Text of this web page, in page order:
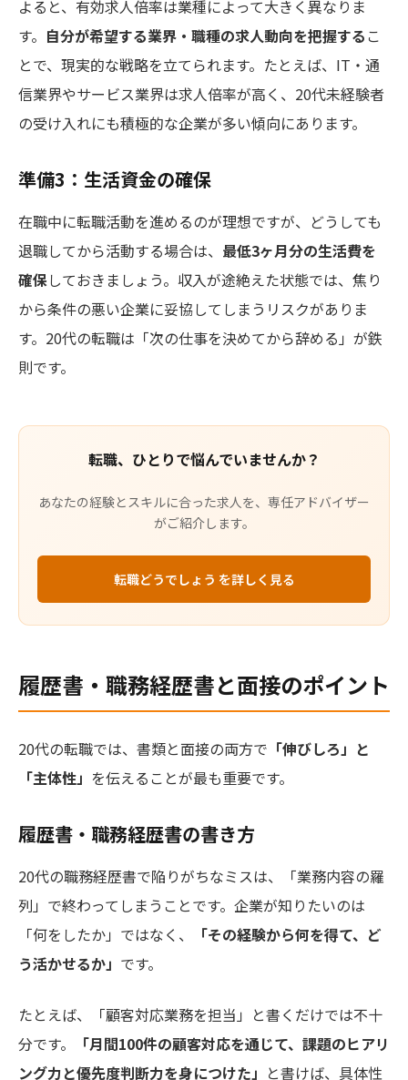
よると、有効求人倍率は業種によって大きく異なりま
す。 自分が希望する業界・職種の求人動向を把握する こ
とで、現実的な戦略を立てられます。たとえば、IT・通
信業界やサービス業界は求人倍率が高く、20代未経験者
の受け入れにも積極的な企業が多い傾向にあります。
準備3：生活資金の確保
在職中に転職活動を進めるのが理想ですが、どうしても
退職してから活動する場合は、 最低3ヶ月分の生活費を
確保しておきましょう。収入が途絶えた状態では、焦り
から条件の悪い企業に妥協してしまうリスクがありま
す。20代の転職は「次の仕事を決めてから辞める」が鉄
則です。
転職、ひとりで悩んでいませんか？
あなたの経験とスキルに合った求人を、専任アドバイザー
がご紹介します。
転職どうでしょう を詳しく見る
履歴書・職務経歴書と面接のポイント
20代の転職では、書類と面接の両方で 「伸びしろ」と
「主体性」 を伝えることが最も重要です。
履歴書・職務経歴書の書き方
20代の職務経歴書で陥りがちなミスは、「業務内容の羅
列」で終わってしまうことです。企業が知りたいのは
「何をしたか」ではなく、
「その経験から何を得て、ど
う活かせるか」 です。
たとえば、「顧客対応業務を担当」と書くだけでは不十
分です。
「月間100件の顧客対応を通じて、課題のヒアリ
ング力と優先度判断力を身につけた」 と書けば、具体性